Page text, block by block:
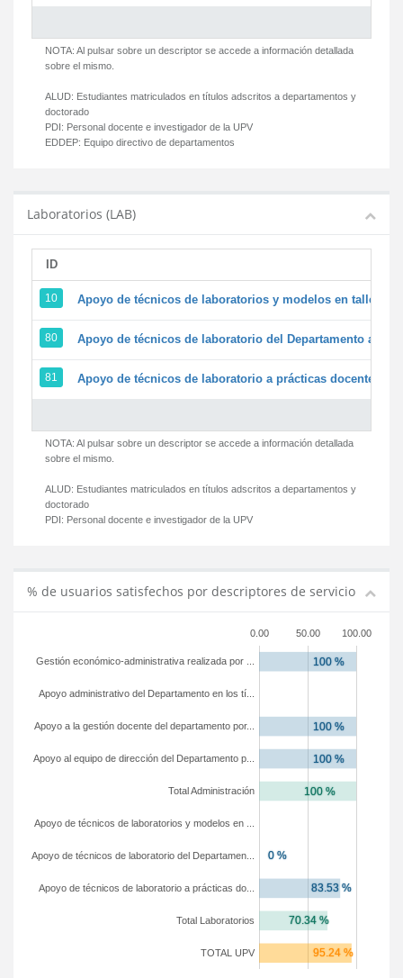
NOTA: Al pulsar sobre un descriptor se accede a información detallada
sobre el mismo.
ALUD: Estudiantes matriculados en títulos adscritos a departamentos y
doctorado
PDI: Personal docente e investigador de la UPV
EDDEP: Equipo directivo de departamentos
Laboratorios (LAB)
ID
10 Apoyo de técnicos de laboratorios y modelos en
80 Apoyo de técnicos de laboratorio del Departamento a la
81 Apoyo de técnicos de laboratorio a prácticas docentes y
NOTA: Al pulsar sobre un descriptor se accede a información detallada
sobre el mismo.
ALUD: Estudiantes matriculados en títulos adscritos a departamentos y
doctorado
PDI: Personal docente e investigador de la UPV
% de usuarios satisfechos por descriptores de servicio
0.00 50.00 100.00
TOTAL UPV
Total Laboratorios
Apoyo de técnicos de laboratorio a prácticas do...
Apoyo de técnicos de laboratorio del Departamen...
Apoyo de técnicos de laboratorios y modelos en ...
Total Administración
Apoyo al equipo de dirección del Departamento p...
Apoyo a la gestión docente del departamento por...
Apoyo administrativo del Departamento en los tí...
Gestión económico-administrativa realizada por ...